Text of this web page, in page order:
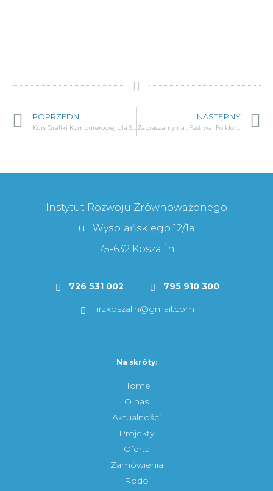
POPRZEDNI
Kurs Grafiki Komputerowej dla Seniorów
NASTĘPNY
Zapraszamy na „Festiwal Folkloru”
Instytut Rozwoju Zrównoważonego
ul. Wyspiańskiego 12/1a
75-632 Koszalin
726 531 002 795 910 300
irzkoszalin@gmail.com
Na skróty:
Home
O nas
Aktualności
Projekty
Oferta
Zamówienia
Rodo